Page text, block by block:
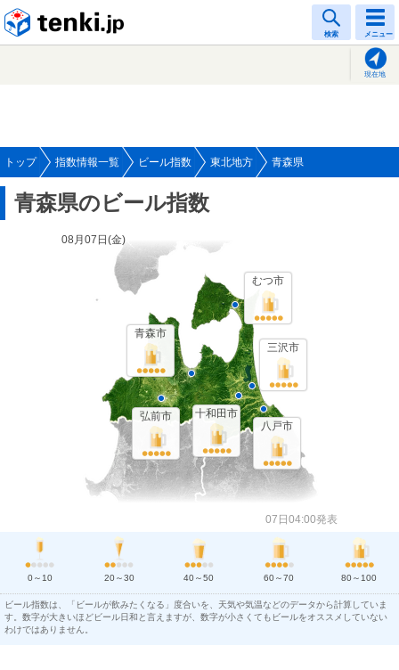
検索 メニュー
現在地
トップ 指数情報一覧 ビール指数 東北地方 青森県
青森県のビール指数
08月07日(金)
青森市
弘前市
八戸市
十和田市
三沢市
むつ市
07日04:00発表
0～10 20～30 40～50 60～70 80～100
ビール指数は、「ビールが飲みたくなる」度合いを、天気や気温などのデータから計算していま
す。数字が大きいほどビール日和と言えますが、数字が小さくてもビールをオススメしていない
わけではありません。